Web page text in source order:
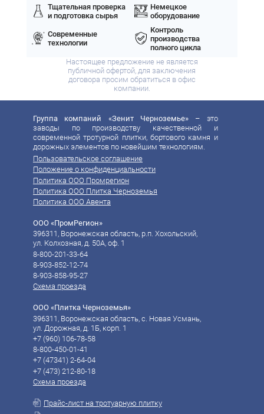
Тщательная проверка
и подготовка сырья
Немецкое
оборудование
Современные
технологии
Контроль
производства
полного цикла
Настоящее предложение не является
публичной офертой, для заключения
договора просим обратиться в офис
компании.
Группа компаний «Зенит Черноземье»– это
заводы по производству качественной и
современной тротурной плитки, бортового камня и
дорожных элементов по новейшим технологиям.
Пользовательское соглашение
Положение о конфиденциальности
Политика ООО Промрегион
Политика ООО Плитка Черноземья
Политика ООО Авента
ООО «ПромРегион»
396311, Воронежская область, р.п. Хохольский,
ул. Колхозная, д. 50А, оф. 1
8-800-201-33-64
8-903-852-12-74
8-903-858-95-27
Схема проезда
ООО «Плитка Черноземья»
396311, Воронежская область, с. Новая Усмань,
ул. Дорожная, д. 1Б, корп. 1
+7 (960) 106-78-58‬
8-800-450-01-41
‪‪+7 (47341) 2-64-04
‪‪+7 (473) 212-80-18
Схема проезда
Прайс-лист на тротуарную плитку